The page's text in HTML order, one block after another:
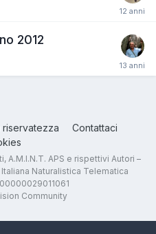
2012
riservatezza
Contattaci
A.M.I.N.T. APS e rispettivi Autori –
Naturalistica Telematica
Community